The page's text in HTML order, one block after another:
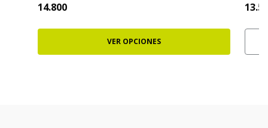
14.800
VER OPCIONES